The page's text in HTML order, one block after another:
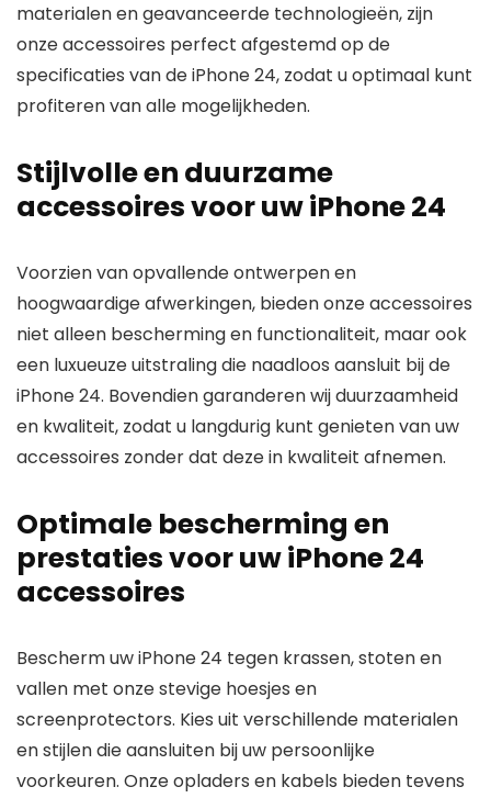
materialen en geavanceerde technologieën, zijn
onze accessoires perfect afgestemd op de
specificaties van de iPhone 24, zodat u optimaal kunt
profiteren van alle mogelijkheden.
Stijlvolle en duurzame
accessoires voor uw iPhone 24
Voorzien van opvallende ontwerpen en
hoogwaardige afwerkingen, bieden onze accessoires
niet alleen bescherming en functionaliteit, maar ook
een luxueuze uitstraling die naadloos aansluit bij de
iPhone 24. Bovendien garanderen wij duurzaamheid
en kwaliteit, zodat u langdurig kunt genieten van uw
accessoires zonder dat deze in kwaliteit afnemen.
Optimale bescherming en
prestaties voor uw iPhone 24
accessoires
Bescherm uw iPhone 24 tegen krassen, stoten en
vallen met onze stevige hoesjes en
screenprotectors. Kies uit verschillende materialen
en stijlen die aansluiten bij uw persoonlijke
voorkeuren. Onze opladers en kabels bieden tevens